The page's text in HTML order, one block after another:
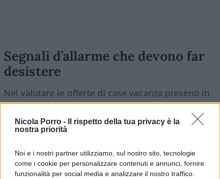
Nicola Porro -
Il rispetto della tua privacy è la
nostra priorità
Noi e i nostri partner utilizziamo, sul nostro sito, tecnologie
come i cookie per personalizzare contenuti e annunci, fornire
funzionalità per social media e analizzare il nostro traffico.
Segnali d’allarme che devono far
desistere
Nel valutare le offerte di case vacanza presenti in
rete, esistono precise anomalie operative che
devono spingere l’utente a interrompere
immediatamente la trattativa. Il primo fattore
fuori mercato, con sconti superiori al 30% o 40%
rispetto alla media della zona in alta stagione.